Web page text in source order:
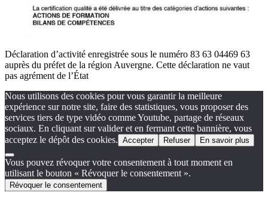
Déclaration d’activité enregistrée sous le numéro 83 63 04469 63
auprès du préfet de la région Auvergne. Cette déclaration ne vaut
pas agrément de l’État
Nous utilisons des cookies pour vous garantir la meilleure
expérience sur notre site, faire des statistiques, vous proposer des
services tiers de type vidéo comme Youtube, partage de réseaux
sociaux. En cliquant sur valider et en fermant cette bannière, vous
acceptez le dépôt des cookies. Accepter Refuser En savoir plus
Vous pouvez révoquer votre consentement à tout moment en
utilisant le bouton « Révoquer le consentement ».
Révoquer le consentement